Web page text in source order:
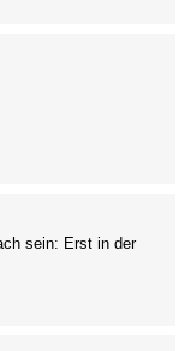
sein: Erst in der